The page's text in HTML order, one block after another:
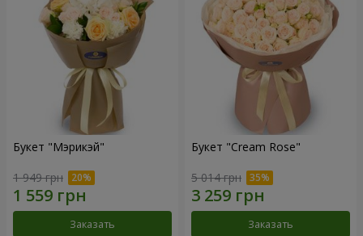
Букет "Мэрикэй"
1 949 грн
Заказать
Букет "Cream Rose"
5 014 грн
Заказать